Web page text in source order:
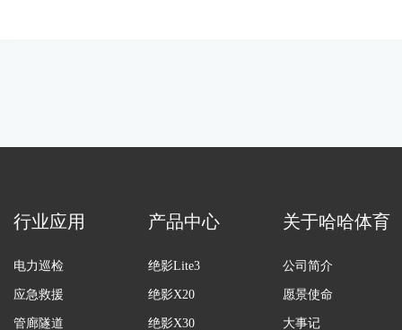
行业应用
电力巡检
应急救援
管廊隧道
产品中心
绝影Lite3
绝影X20
绝影X30
关于哈哈体育
公司简介
愿景使命
大事记